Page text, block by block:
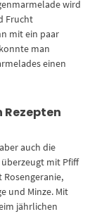
wird
Frucht
mit ein paar
man
einen
auch die
überzeugt mit Pfiff
Rosengeranie,
und Minze. Mit
jährlichen